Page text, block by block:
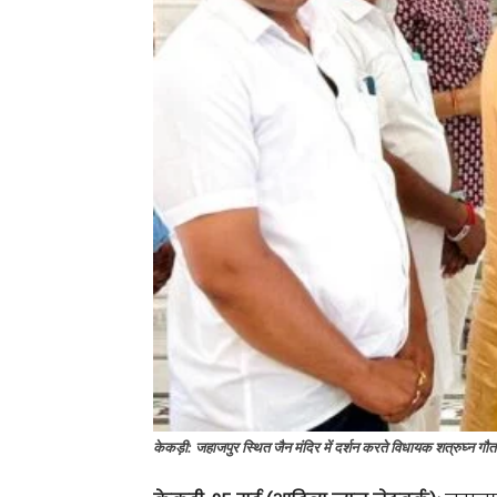
केकड़ी: जहाजपुर स्थित जैन मंदिर में दर्शन करते विधायक शत्रुघ्न